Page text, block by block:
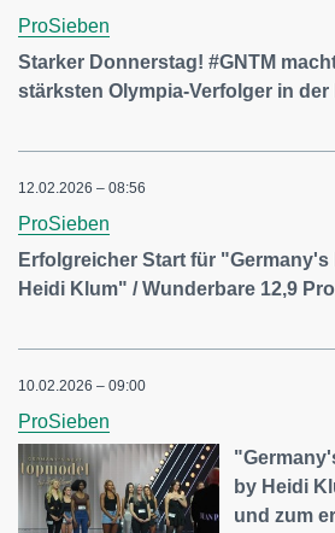
ProSieben
Starker Donnerstag! #GNTM
stärksten Olympia-Verfolger in der
12.02.2026 – 08:56
ProSieben
Erfolgreicher Start für "Germany's
Heidi Klum" / Wunderbare 12,9
10.02.2026 – 09:00
ProSieben
by Heidi
und zum